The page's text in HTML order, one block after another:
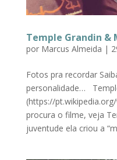
Temple Grandin &
por Marcus Almeida |
Fotos pra recordar
personalidade…
(https://
procura o filme, veja
juventude ela criou a